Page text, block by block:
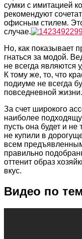
сумки с имитацией
рекомендуют
офисным стилем.
случае.
Но, как показывает
гнаться за модой.
не всегда являются
К тому же, то, что
подиуме не всегда
повседневной жизни.
За счет широкого
наиболее
пусть она будет и не
не купили в
всем
правильно
оттенит образ
вкус.
Видео по